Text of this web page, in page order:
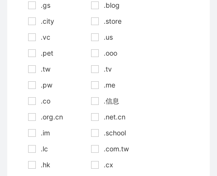
.gs
.blog
.city
.store
.vc
.us
.pet
.ooo
.tw
.tv
.pw
.me
.co
.信息
.org.cn
.net.cn
.im
.school
.lc
.com.tw
.hk
.cx